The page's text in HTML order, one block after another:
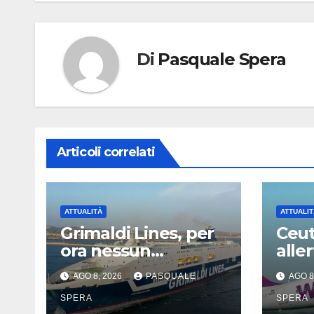
Di Pasquale Spera
Articoli correlati
ATTUALITÀ
Grimaldi Lines, per
ora nessun
problema con
Spagna
AGO 8, 2026 PASQUALE
SPERA
AGO
SPERA